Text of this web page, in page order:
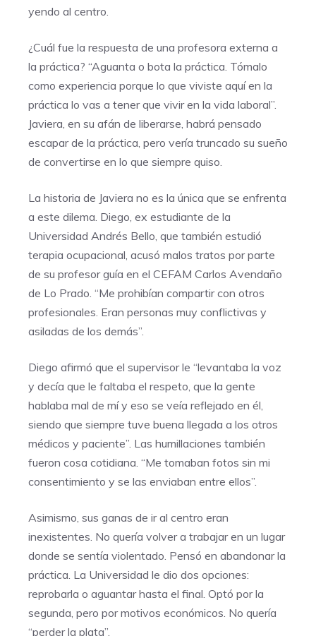
yendo al centro.
¿Cuál fue la respuesta de una profesora externa a
la práctica? “Aguanta o bota la práctica. Tómalo
como experiencia porque lo que viviste aquí en la
práctica lo vas a tener que vivir en la vida laboral”.
Javiera, en su afán de liberarse, habrá pensado
escapar de la práctica, pero vería truncado su sueño
de convertirse en lo que siempre quiso.
La historia de Javiera no es la única que se enfrenta
a este dilema. Diego, ex estudiante de la
Universidad Andrés Bello, que también estudió
terapia ocupacional, acusó malos tratos por parte
de su profesor guía en el CEFAM Carlos Avendaño
de Lo Prado. “Me prohibían compartir con otros
profesionales. Eran personas muy conflictivas y
asiladas de los demás”.
Diego afirmó que el supervisor le “levantaba la voz
y decía que le faltaba el respeto, que la gente
hablaba mal de mí y eso se veía reflejado en él,
siendo que siempre tuve buena llegada a los otros
médicos y paciente”. Las humillaciones también
fueron cosa cotidiana. “Me tomaban fotos sin mi
consentimiento y se las enviaban entre ellos”.
Asimismo, sus ganas de ir al centro eran
inexistentes. No quería volver a trabajar en un lugar
donde se sentía violentado. Pensó en abandonar la
práctica. La Universidad le dio dos opciones:
reprobarla o aguantar hasta el final. Optó por la
segunda, pero por motivos económicos. No quería
“perder la plata”.